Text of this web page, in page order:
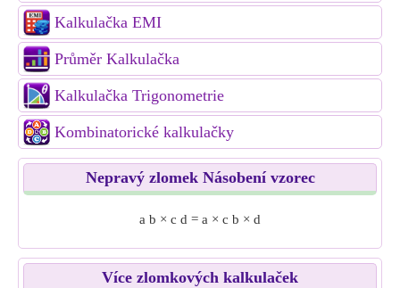
Kalkulačka EMI
Průměr Kalkulačka
Kalkulačka Trigonometrie
Kombinatorické kalkulačky
Nepravý zlomek Násobení vzorec
a b × c d = a × c b × d
Více zlomkových kalkulaček